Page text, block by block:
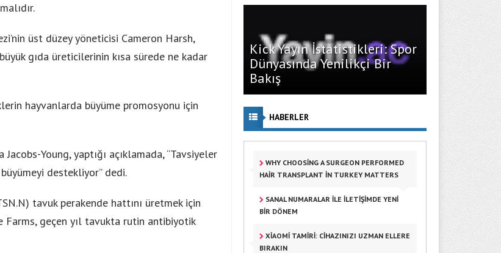
üst düzey yöneticisi Cameron Harsh,
gıda üreticilerinin kısa sürede ne kadar
hayvanlarda büyüme promosyonu için
Jacobs-Young, yaptığı açıklamada, “Tavsiyeler
destekliyor” dedi.
tavuk perakende hattını üretmek için
Farms, geçen yıl tavukta rutin antibiyotik
Kick Yayın İstatistikleri: Spor
Dünyasında Yenilikçi Bir
Bakış
HABERLER
WHY CHOOSING A SURGEON PERFORMED
HAIR TRANSPLANT IN TURKEY MATTERS
SANAL NUMARALAR ILE İLETIŞIMDE YENI
BIR DÖNEM
XIAOMI TAMIRI: CIHAZINIZI UZMAN ELLERE
BIRAKIN